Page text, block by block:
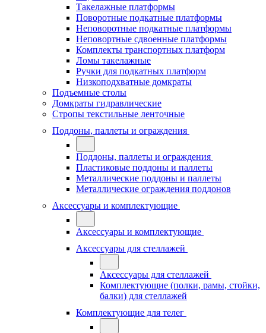
Такелажные платформы
Поворотные подкатные платформы
Неповоротные подкатные платформы
Неповортные сдвоенные платформы
Комплекты транспортных платформ
Ломы такелажные
Ручки для подкатных платформ
Низкоподхватные домкраты
Подъемные столы
Домкраты гидравлические
Стропы текстильные ленточные
Поддоны, паллеты и ограждения
Поддоны, паллеты и ограждения
Пластиковые поддоны и паллеты
Металлические поддоны и паллеты
Металлические ограждения поддонов
Аксессуары и комплектующие
Аксессуары и комплектующие
Аксессуары для стеллажей
Аксессуары для стеллажей
Комплектующие (полки, рамы, стойки,
балки) для стеллажей
Комплектующие для телег